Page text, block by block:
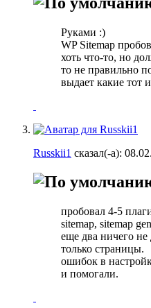
Руками :)
WP Sitemap
хоть что-то, но
то не правильно
выдает какие тот
Russkii1 сказал(-а):
пробовал 4-5
sitemap, sitemap
еще два ничего
только страницы.
ошибок в
и помогали.